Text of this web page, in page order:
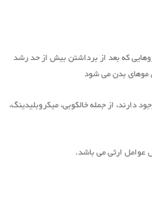
که بعد از برداشتن بیش از حد رشد
موهای بدن می شود
دارند، از جمله خالکوبی، میکروبلیدینگ،
عوامل ارثی می باشد.